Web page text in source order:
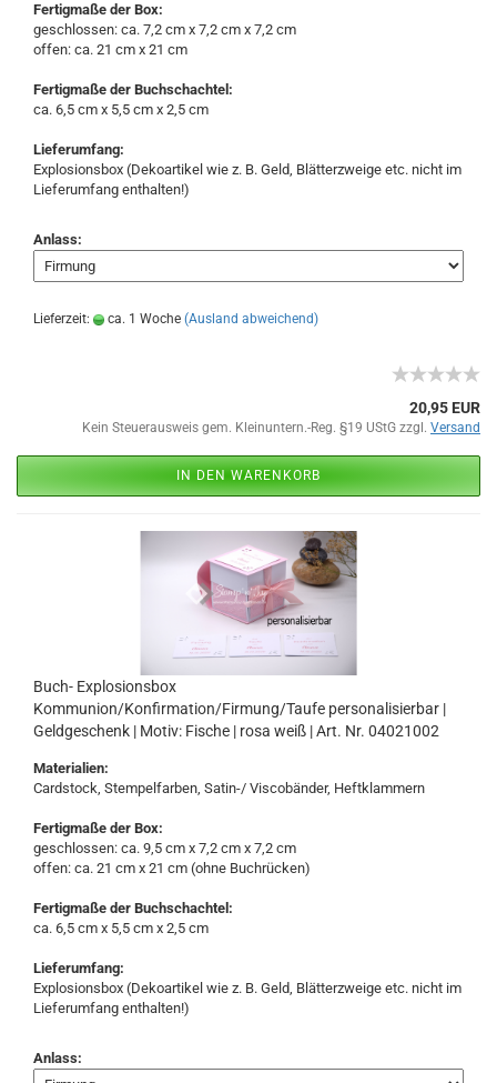
Fertigmaße der Box:
geschlossen: ca. 7,2 cm x 7,2 cm x 7,2 cm
offen: ca. 21 cm x 21 cm
Fertigmaße der Buchschachtel:
ca. 6,5 cm x 5,5 cm x 2,5 cm
Lieferumfang:
Explosionsbox (Dekoartikel wie z. B. Geld, Blätterzweige etc. nicht im
Lieferumfang enthalten!)
Anlass:
Lieferzeit: ca. 1 Woche (Ausland abweichend)
20,95 EUR
Kein Steuerausweis gem. Kleinuntern.-Reg. §19 UStG zzgl. Versand
IN DEN WARENKORB
Buch- Explosionsbox
Kommunion/Konfirmation/Firmung/Taufe personalisierbar |
Geldgeschenk | Motiv: Fische | rosa weiß | Art. Nr. 04021002
Materialien:
Cardstock, Stempelfarben, Satin-/ Viscobänder, Heftklammern
Fertigmaße der Box:
geschlossen: ca. 9,5 cm x 7,2 cm x 7,2 cm
offen: ca. 21 cm x 21 cm (ohne Buchrücken)
Fertigmaße der Buchschachtel:
ca. 6,5 cm x 5,5 cm x 2,5 cm
Lieferumfang:
Explosionsbox (Dekoartikel wie z. B. Geld, Blätterzweige etc. nicht im
Lieferumfang enthalten!)
Anlass: